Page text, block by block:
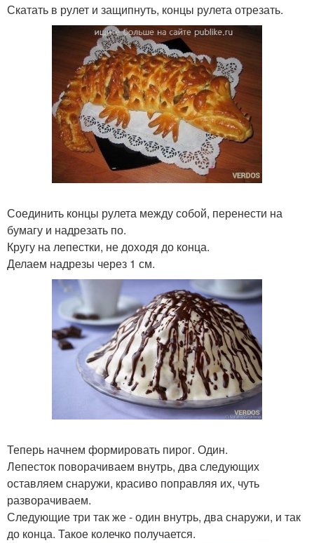
Скатать в рулет и защипнуть, концы рулета отрезать.
Соединить концы рулета между собой, перенести на
бумагу и надрезать по.
Кругу на лепестки, не доходя до конца.
Делаем надрезы через 1 см.
Теперь начнем формировать пирог. Один.
Лепесток поворачиваем внутрь, два следующих
оставляем снаружи, красиво поправляя их, чуть
разворачиваем.
Следующие три так же - один внутрь, два снаружи, и так
до конца. Такое колечко получается.